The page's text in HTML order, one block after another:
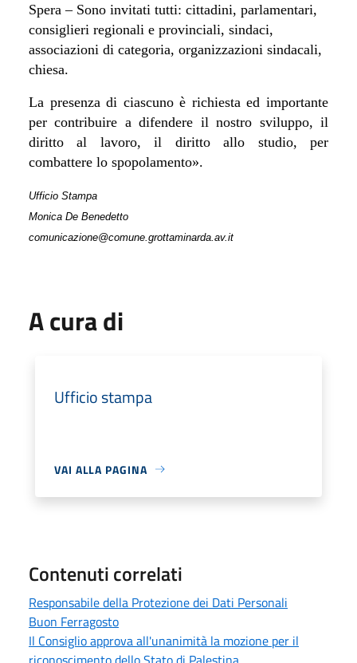
Spera – Sono invitati tutti: cittadini, parlamentari,
consiglieri regionali e provinciali, sindaci,
associazioni di categoria, organizzazioni sindacali,
chiesa.
La presenza di ciascuno è richiesta ed importante
per contribuire a difendere il nostro sviluppo, il
diritto al lavoro, il diritto allo studio, per
combattere lo spopolamento».
Ufficio Stampa
Monica De Benedetto
comunicazione@comune.grottaminarda.av.it
A cura di
Ufficio stampa
VAI ALLA PAGINA
Contenuti correlati
Responsabile della Protezione dei Dati Personali
Buon Ferragosto
Il Consiglio approva all'unanimità la mozione per il